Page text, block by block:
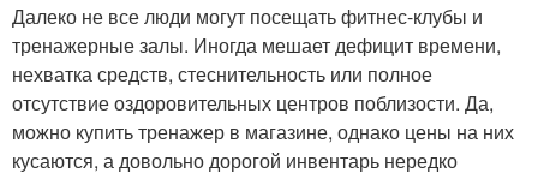
Далеко не все люди могут посещать фитнес-клубы и
тренажерные залы. Иногда мешает дефицит времени,
нехватка средств, стеснительность или полное
отсутствие оздоровительных центров поблизости. Да,
можно купить тренажер в магазине, однако цены на них
кусаются, а довольно дорогой инвентарь нередко